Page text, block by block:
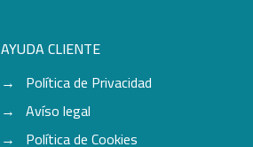
AYUDA CLIENTE
Política de Privacidad
Avíso legal
Política de Cookies